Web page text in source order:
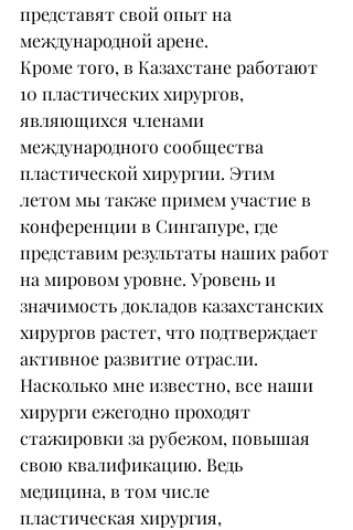
представят свой опыт на
международной арене.
Кроме того, в Казахстане работают
10 пластических хирургов,
являющихся членами
международного сообщества
пластической хирургии. Этим
летом мы также примем участие в
конференции в Сингапуре, где
представим результаты наших работ
на мировом уровне. Уровень и
значимость докладов казахстанских
хирургов растет, что подтверждает
активное развитие отрасли.
Насколько мне известно, все наши
хирурги ежегодно проходят
стажировки за рубежом, повышая
свою квалификацию. Ведь
медицина, в том числе
пластическая хирургия,